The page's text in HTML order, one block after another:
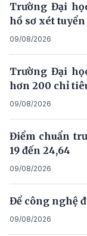
Trường Đại
hồ sơ xét
09/08/2026
Trường Đại
hơn 200 chỉ
09/08/2026
Điểm chuẩn
19 đến 24,64
09/08/2026
Để công nghệ
09/08/2026